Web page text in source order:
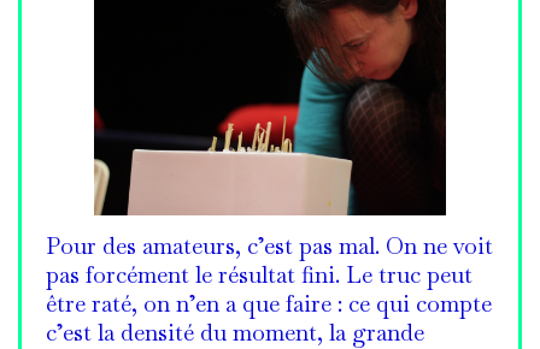
Pour des amateurs, c’est pas mal. On ne voit
pas forcément le résultat fini. Le truc peut
être raté, on n’en a que faire : ce qui compte
c’est la densité du moment, la grande